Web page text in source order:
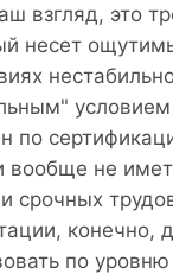
взгляд, это
несет
по
вообще не
срочных
по